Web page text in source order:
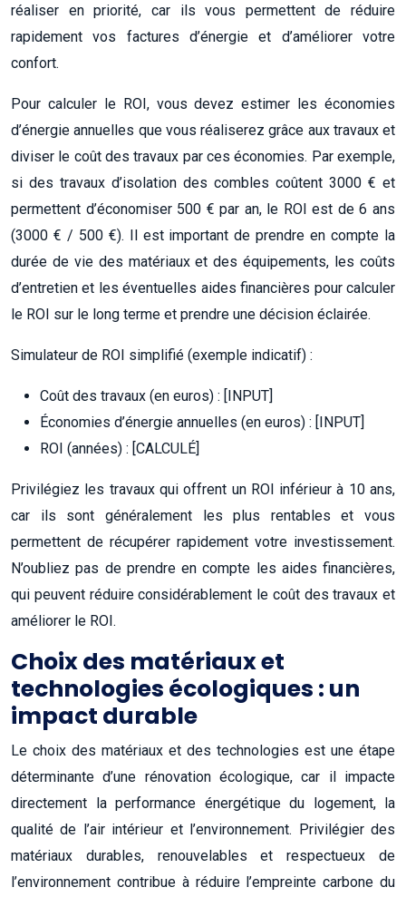
réaliser en priorité, car ils vous permettent de réduire
rapidement vos factures d’énergie et d’améliorer votre
confort.
Pour calculer le ROI, vous devez estimer les économies
d’énergie annuelles que vous réaliserez grâce aux travaux et
diviser le coût des travaux par ces économies. Par exemple,
si des travaux d’isolation des combles coûtent 3000 € et
permettent d’économiser 500 € par an, le ROI est de 6 ans
(3000 € / 500 €). Il est important de prendre en compte la
durée de vie des matériaux et des équipements, les coûts
d’entretien et les éventuelles aides financières pour calculer
le ROI sur le long terme et prendre une décision éclairée.
Simulateur de ROI simplifié (exemple indicatif) :
Coût des travaux (en euros) : [INPUT]
Économies d’énergie annuelles (en euros) : [INPUT]
ROI (années) : [CALCULÉ]
Privilégiez les travaux qui offrent un ROI inférieur à 10 ans,
car ils sont généralement les plus rentables et vous
permettent de récupérer rapidement votre investissement.
N’oubliez pas de prendre en compte les aides financières,
qui peuvent réduire considérablement le coût des travaux et
améliorer le ROI.
Choix des matériaux et
technologies écologiques : un
impact durable
Le choix des matériaux et des technologies est une étape
déterminante d’une rénovation écologique, car il impacte
directement la performance énergétique du logement, la
qualité de l’air intérieur et l’environnement. Privilégier des
matériaux durables, renouvelables et respectueux de
l’environnement contribue à réduire l’empreinte carbone du